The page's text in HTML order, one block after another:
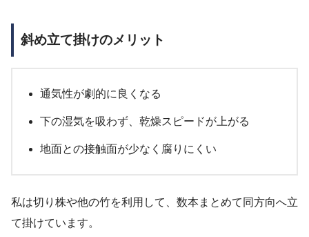
斜め立て掛けのメリット
通気性が劇的に良くなる
下の湿気を吸わず、乾燥スピードが上がる
地面との接触面が少なく腐りにくい
私は切り株や他の竹を利用して、数本まとめて同方向へ立
て掛けています。